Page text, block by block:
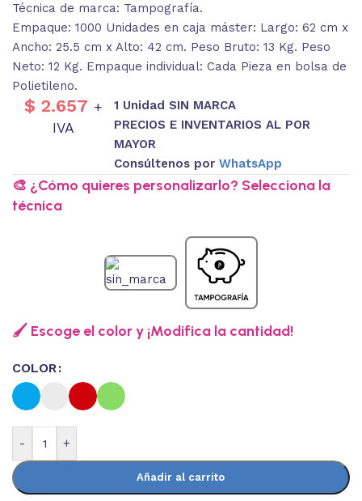
Técnica de marca: Tampografía.
Empaque: 1000 Unidades en caja máster: Largo: 62 cm x
Ancho: 25.5 cm x Alto: 42 cm. Peso Bruto: 13 Kg. Peso
Neto: 12 Kg. Empaque individual: Cada Pieza en bolsa de
Polietileno.
$ 2.657 +
IVA
1 Unidad SIN MARCA
PRECIOS E INVENTARIOS AL POR
MAYOR
Consúltenos porWhatsApp
🎨 ¿Cómo quieres personalizarlo? Selecciona la
técnica
🖌️ Escoge el color y ¡Modifica la cantidad!
COLOR
- +
Añadir al carrito